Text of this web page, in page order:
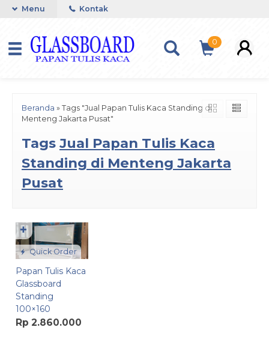
Menu Kontak
0
Beranda » Tags "Jual Papan Tulis Kaca Standing di
Menteng Jakarta Pusat"
Tags Jual Papan Tulis Kaca
Standing di Menteng Jakarta
Pusat
Quick Order
Papan Tulis Kaca
Glassboard
Standing
100×160
Rp 2.860.000
✚